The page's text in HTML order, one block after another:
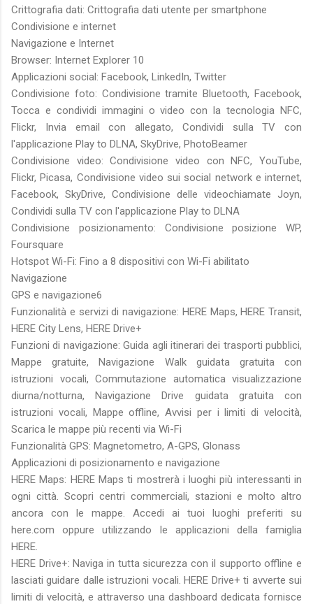
Crittografia dati: Crittografia dati utente per smartphone
Condivisione e internet
Navigazione e Internet
Browser: Internet Explorer 10
Applicazioni social: Facebook, LinkedIn, Twitter
Condivisione foto: Condivisione tramite Bluetooth, Facebook,
Tocca e condividi immagini o video con la tecnologia NFC,
Flickr, Invia email con allegato, Condividi sulla TV con
l'applicazione Play to DLNA, SkyDrive, PhotoBeamer
Condivisione video: Condivisione video con NFC, YouTube,
Flickr, Picasa, Condivisione video sui social network e internet,
Facebook, SkyDrive, Condivisione delle videochiamate Joyn,
Condividi sulla TV con l'applicazione Play to DLNA
Condivisione posizionamento: Condivisione posizione WP,
Foursquare
Hotspot Wi-Fi: Fino a 8 dispositivi con Wi-Fi abilitato
Navigazione
GPS e navigazione6
Funzionalità e servizi di navigazione: HERE Maps, HERE Transit,
HERE City Lens, HERE Drive+
Funzioni di navigazione: Guida agli itinerari dei trasporti pubblici,
Mappe gratuite, Navigazione Walk guidata gratuita con
istruzioni vocali, Commutazione automatica visualizzazione
diurna/notturna, Navigazione Drive guidata gratuita con
istruzioni vocali, Mappe offline, Avvisi per i limiti di velocità,
Scarica le mappe più recenti via Wi-Fi
Funzionalità GPS: Magnetometro, A-GPS, Glonass
Applicazioni di posizionamento e navigazione
HERE Maps: HERE Maps ti mostrerà i luoghi più interessanti in
ogni città. Scopri centri commerciali, stazioni e molto altro
ancora con le mappe. Accedi ai tuoi luoghi preferiti su
here.com oppure utilizzando le applicazioni della famiglia
HERE.
HERE Drive+: Naviga in tutta sicurezza con il supporto offline e
lasciati guidare dalle istruzioni vocali. HERE Drive+ ti avverte sui
limiti di velocità, e attraverso una dashboard dedicata fornisce